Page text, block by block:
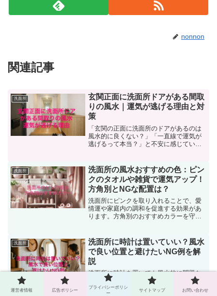
nonnon
関連記事
洗面所
玄関正面に洗面所ドアがある間取
りの風水｜運気が逃げる理由と対
策
「玄関の正面に洗面所のドアがあるのは
風水的に良くない？」「一直線で運気が
逃げるって本当？」と不安に感じていま
大きく変えずに“今すぐできる対策”を知り
たいはずで...
洗面所
洗面所の風水おすすめの色：ピン
クのタオルや雑貨で運気アップ！
方角別とNGな配置は？
洗面所にピンクを取り入れることで、愛
情運や家庭内の調和を促進する効果があ
ります。方角別のおすすめカラーを守り
えば合わせ鏡や排水口のつまり、湿気と
カビにも注意が必要です。風水を取り入
れて、快適で運気の良い洗面所を作りま
しょう。
洗面所
洗面所に時計は置いていい？風水
で良い位置と避けたいNG例を解
説
洗面所に時計を置いても風水的に問題な
いのかを解説。適した設置場所やおすす
めの色・素材、避けたいNG例まで、清潔
運営者情報 広告ポリシー
プライバシーポリシ
ー
サイトマップ お問い合わせ